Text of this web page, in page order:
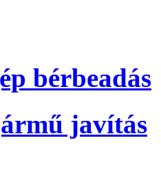
bérbeadás
javítás